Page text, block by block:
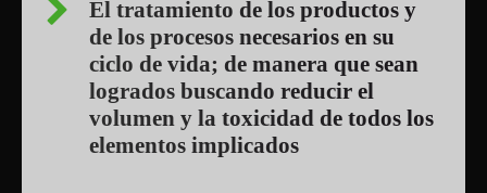
El tratamiento de los productos y
de los procesos necesarios en su
ciclo de vida; de manera que sean
logrados buscando reducir el
volumen y la toxicidad de todos los
elementos implicados